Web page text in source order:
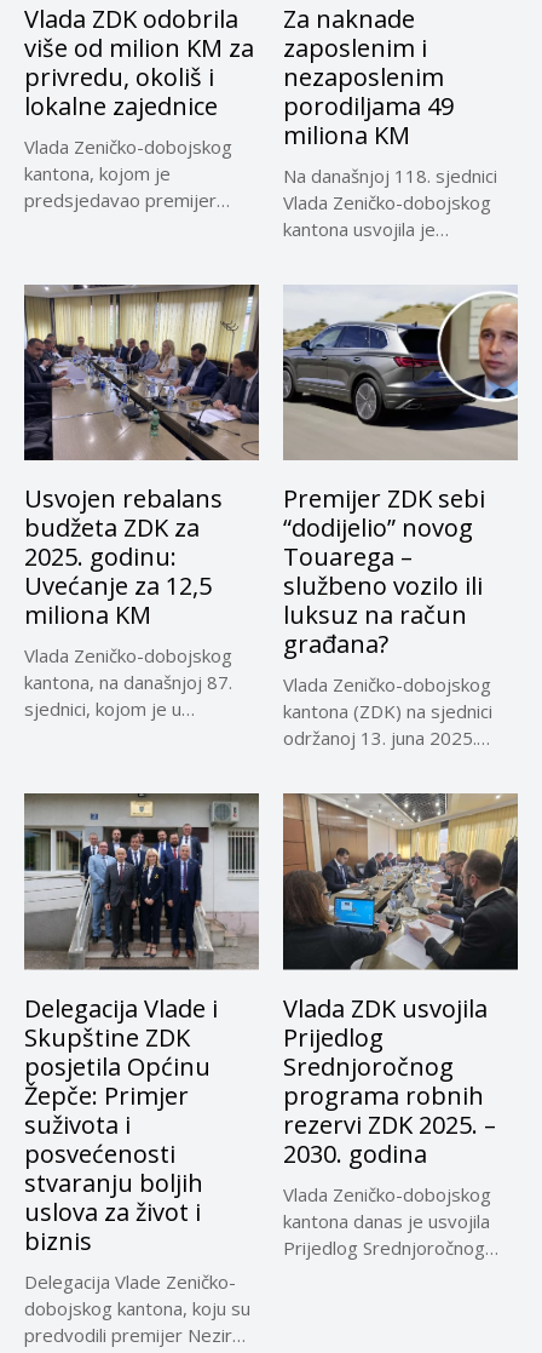
Vlada ZDK odobrila
više od milion KM za
privredu, okoliš i
lokalne zajednice
Vlada Zeničko-dobojskog
kantona, kojom je
predsjedavao premijer
Za naknade
zaposlenim i
nezaposlenim
porodiljama 49
miliona KM
Na današnjoj 118. sjednici
Vlada Zeničko-dobojskog
kantona usvojila je
sredstava...
Usvojen rebalans
budžeta ZDK za
2025. godinu:
Uvećanje za 12,5
miliona KM
Vlada Zeničko-dobojskog
kantona, na današnjoj 87.
sjednici, kojom je u
Premijer ZDK sebi
“dodijelio” novog
Touarega –
službeno vozilo ili
luksuz na račun
građana?
Vlada Zeničko-dobojskog
kantona (ZDK) na sjednici
održanoj 13. juna 2025.
Delegacija Vlade i
Skupštine ZDK
posjetila Općinu
Žepče: Primjer
suživota i
posvećenosti
stvaranju boljih
uslova za život i
biznis
Delegacija Vlade Zeničko-
dobojskog kantona, koju su
predvodili premijer Nezir
Vlada ZDK usvojila
Prijedlog
Srednjoročnog
programa robnih
rezervi ZDK 2025. –
2030. godina
Vlada Zeničko-dobojskog
kantona danas je usvojila
Prijedlog Srednjoročnog